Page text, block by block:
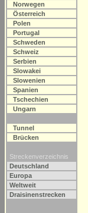
Norwegen
Österreich
Polen
Portugal
Schweden
Schweiz
Serbien
Slowakei
Slowenien
Spanien
Tschechien
Ungarn
Tunnel
Brücken
Streckenverzeichnis
Deutschland
Europa
Weltweit
Draisinenstrecken